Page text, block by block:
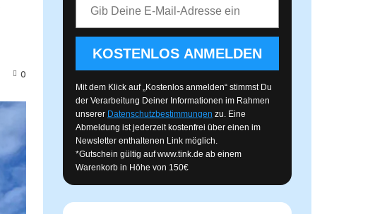
0
KOSTENLOS ANMELDEN
Mit dem Klick auf „Kostenlos anmelden“ stimmst Du
der Verarbeitung Deiner Informationen im Rahmen
unserer Datenschutzbestimmungen zu. Eine
Abmeldung ist jederzeit kostenfrei über einen im
Newsletter enthaltenen Link möglich.
*Gutschein gültig aufwww.tink.de ab einem
Warenkorb in Höhe von 150€